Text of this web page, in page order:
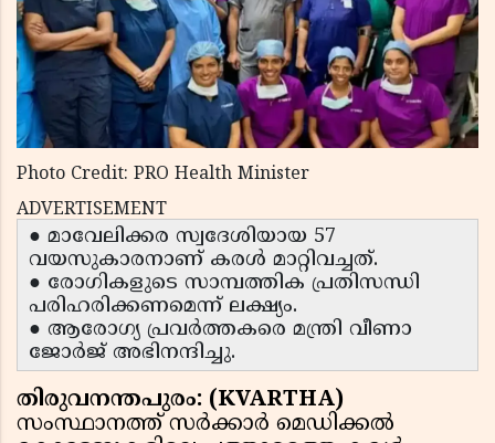
Photo Credit: PRO Health Minister
ADVERTISEMENT
● മാവേലിക്കര സ്വദേശിയായ 57
വയസുകാരനാണ് കരള്‍ മാറ്റിവച്ചത്.
● രോഗികളുടെ സാമ്പത്തിക പ്രതിസന്ധി
പരിഹരിക്കണമെന്ന് ലക്ഷ്യം.
● ആരോഗ്യ പ്രവര്‍ത്തകരെ മന്ത്രി വീണാ
ജോര്‍ജ് അഭിനന്ദിച്ചു.
തിരുവനന്തപുരം: (KVARTHA)
സംസ്ഥാനത്ത് സര്‍ക്കാര്‍ മെഡിക്കല്‍